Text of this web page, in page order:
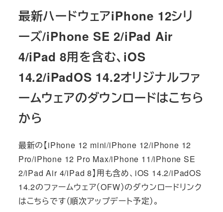
最新ハードウェアiPhone 12シリ
ーズ/iPhone SE 2/iPad Air
4/iPad 8用を含む、iOS
14.2/iPadOS 14.2オリジナルファ
ームウェアのダウンロードはこちら
から
最新の【iPhone 12 mini/iPhone 12/iPhone 12
Pro/iPhone 12 Pro Max/iPhone 11/iPhone SE
2/iPad Air 4/iPad 8】用も含め、iOS 14.2/iPadOS
14.2のファームウェア（OFW）のダウンロードリンク
はこちらです（順次アップデート予定）。